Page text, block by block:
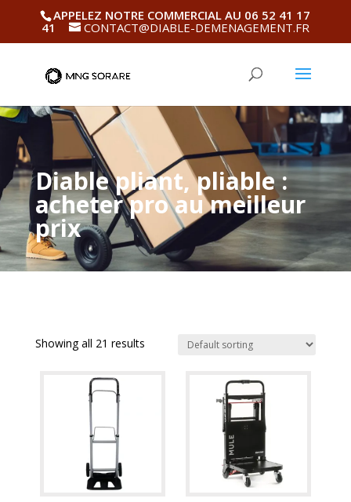
APPELEZ NOTRE COMMERCIAL AU 06 52 41 17
41
CONTACT@DIABLE-DEMENAGEMENT.FR
Diable pliant, pliable :
acheter pro au meilleur
prix
Showing all 21 results